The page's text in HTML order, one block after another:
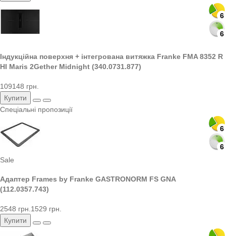
6
6
Індукційна поверхня + інтегрована витяжка Franke FMA 8352 R
HI Maris 2Gether Midnight (340.0731.877)
109148 грн.
Купити
Спеціальні пропозиції
6
6
6
6
Sale
Адаптер Frames by Franke GASTRONORM FS GNA
(112.0357.743)
2548 грн. 1529 грн.
Купити